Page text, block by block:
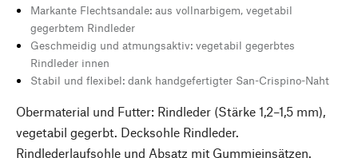
Markante Flechtsandale: aus vollnarbigem, vegetabil
gegerbtem Rindleder
Geschmeidig und atmungsaktiv: vegetabil gegerbtes
Rindleder innen
Stabil und flexibel: dank handgefertigter San-Crispino-Naht
Obermaterial und Futter: Rindleder (Stärke 1,2–1,5 mm),
vegetabil gegerbt. Decksohle Rindleder.
Rindlederlaufsohle und Absatz mit Gummieinsätzen.